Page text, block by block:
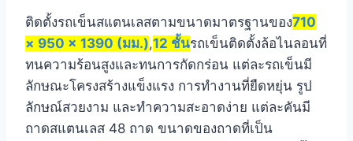
ติดตั้งรถเข็นสแตนเลสตามขนาดมาตรฐานของ710
× 950 × 1390 (มม.),12 ชั้นรถเข็นติดตั้งล้อไนลอนที่
ทนความร้อนสูงและทนการกัดกร่อน แต่ละรถเข็นมี
ลักษณะโครงสร้างแข็งแรง การทำงานที่ยืดหยุ่น รูป
ลักษณ์สวยงาม และทำความสะอาดง่าย แต่ละคันมี
ถาดสแตนเลส 48 ถาด ขนาดของถาดที่เป็น